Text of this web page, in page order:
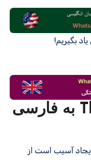
بگیریم!
ترجمه کلمه Threat به فارسی
آسیب است از